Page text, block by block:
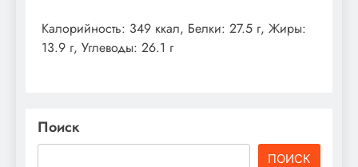
Калорийность: 349 ккал, Белки: 27.5 г, Жиры:
13.9 г, Углеводы: 26.1 г
Поиск
ПОИСК